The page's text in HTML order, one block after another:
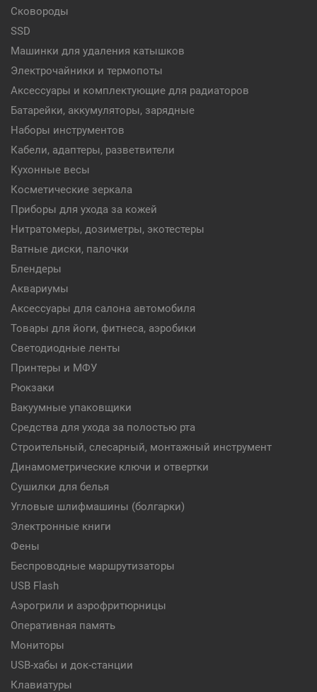
Сковороды
SSD
Машинки для удаления катышков
Электрочайники и термопоты
Аксессуары и комплектующие для радиаторов
Батарейки, аккумуляторы, зарядные
Наборы инструментов
Кабели, адаптеры, разветвители
Кухонные весы
Косметические зеркала
Приборы для ухода за кожей
Нитратомеры, дозиметры, экотестеры
Ватные диски, палочки
Блендеры
Аквариумы
Аксессуары для салона автомобиля
Товары для йоги, фитнеса, аэробики
Светодиодные ленты
Принтеры и МФУ
Рюкзаки
Вакуумные упаковщики
Средства для ухода за полостью рта
Строительный, слесарный, монтажный инструмент
Динамометрические ключи и отвертки
Сушилки для белья
Угловые шлифмашины (болгарки)
Электронные книги
Фены
Беспроводные маршрутизаторы
USB Flash
Аэрогрили и аэрофритюрницы
Оперативная память
Мониторы
USB-хабы и док-станции
Клавиатуры